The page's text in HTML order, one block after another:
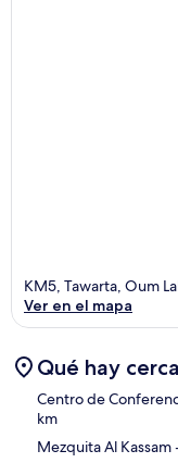
KM5, Tawarta, Oum
Ver en el mapa
Qué hay cerca
Centro de
km
Mezquita Al Kassam